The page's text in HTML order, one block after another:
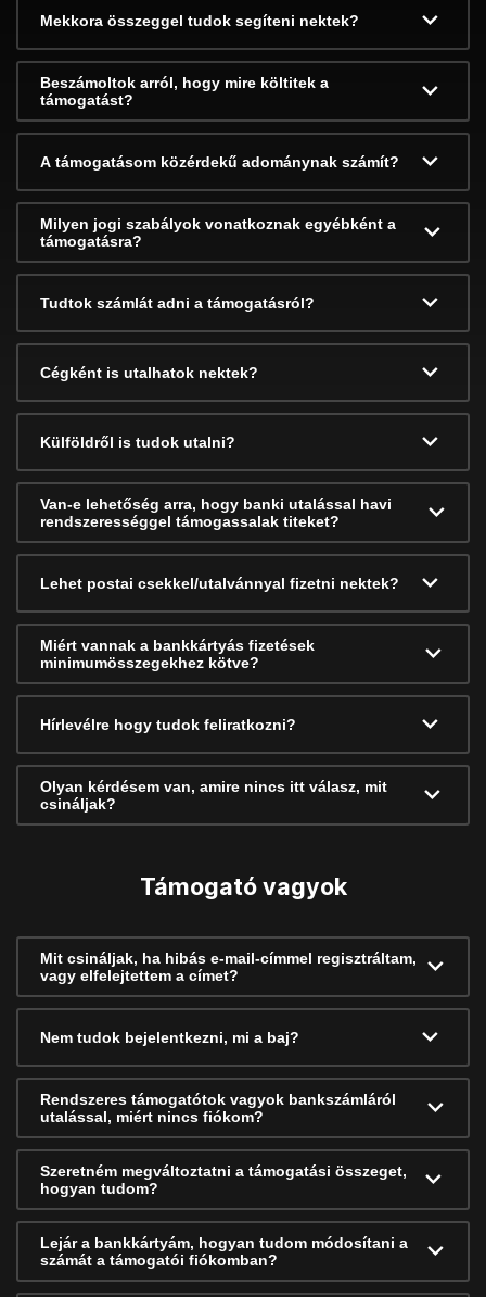
Mekkora összeggel tudok segíteni nektek?
Beszámoltok arról, hogy mire költitek a
támogatást?
A támogatásom közérdekű adománynak számít?
Milyen jogi szabályok vonatkoznak egyébként a
támogatásra?
Tudtok számlát adni a támogatásról?
Cégként is utalhatok nektek?
Külföldről is tudok utalni?
Van-e lehetőség arra, hogy banki utalással havi
rendszerességgel támogassalak titeket?
Lehet postai csekkel/utalvánnyal fizetni nektek?
Miért vannak a bankkártyás fizetések
minimumösszegekhez kötve?
Hírlevélre hogy tudok feliratkozni?
Olyan kérdésem van, amire nincs itt válasz, mit
csináljak?
Támogató vagyok
Mit csináljak, ha hibás e-mail-címmel regisztráltam,
vagy elfelejtettem a címet?
Nem tudok bejelentkezni, mi a baj?
Rendszeres támogatótok vagyok bankszámláról
utalással, miért nincs fiókom?
Szeretném megváltoztatni a támogatási összeget,
hogyan tudom?
Lejár a bankkártyám, hogyan tudom módosítani a
számát a támogatói fiókomban?